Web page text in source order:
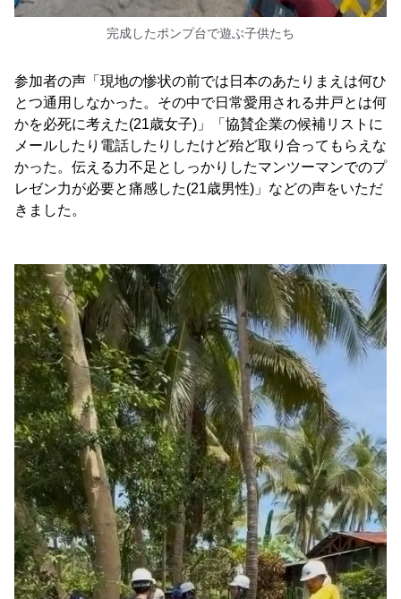
完成したポンプ台で遊ぶ子供たち
参加者の声「現地の惨状の前では日本のあたりまえは何ひ
とつ通用しなかった。その中で日常愛用される井戸とは何
かを必死に考えた(21歳女子)」「協賛企業の候補リストに
メールしたり電話したりしたけど殆ど取り合ってもらえな
かった。伝える力不足としっかりしたマンツーマンでのプ
レゼン力が必要と痛感した(21歳男性)」などの声をいただ
きました。